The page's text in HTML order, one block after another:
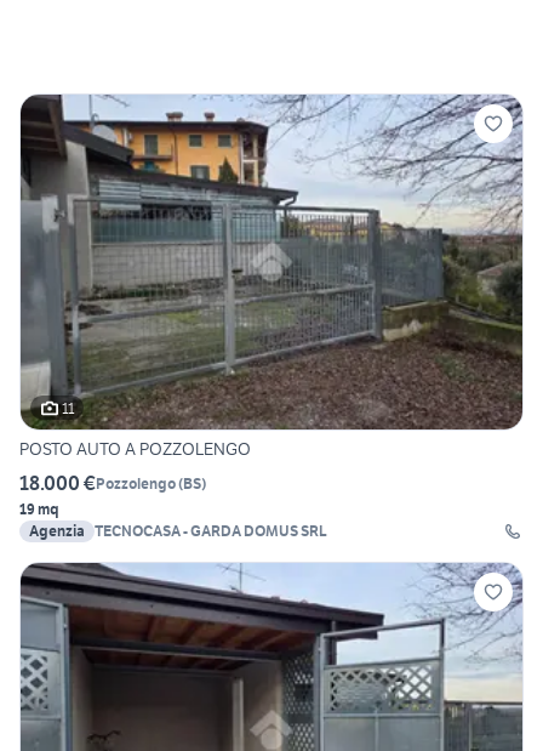
11
POSTO AUTO A POZZOLENGO
18.000 €Pozzolengo(BS)
19 mq
Agenzia
TECNOCASA - GARDA DOMUS SRL